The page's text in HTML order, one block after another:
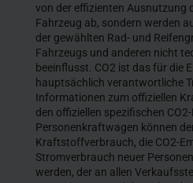
von der effizienten Ausnutzung
Fahrzeug ab, sondern werden
der gewählten Rad- und
Fahrzeugs und anderen nicht
beeinflusst. CO2 ist das für die
hauptsächlich verantwortliche
Informationen zum offiziellen
den offiziellen spezifischen
Personenkraftwagen können
Kraftstoffverbrauch, die CO2-
Stromverbrauch neuer
werden, der an allen